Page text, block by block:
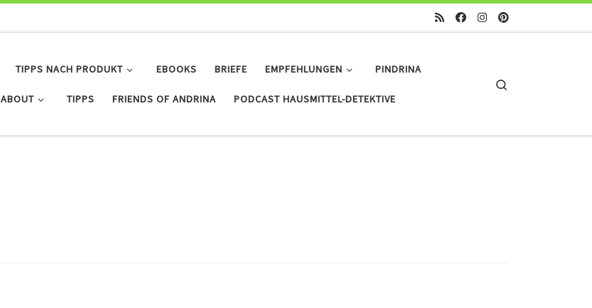
TIPPS NACH PRODUKT EBOOKS BRIEFE EMPFEHLUNGEN PINDRINA
ABOUT TIPPS FRIENDS OF ANDRINA PODCAST HAUSMITTEL-DETEKTIVE